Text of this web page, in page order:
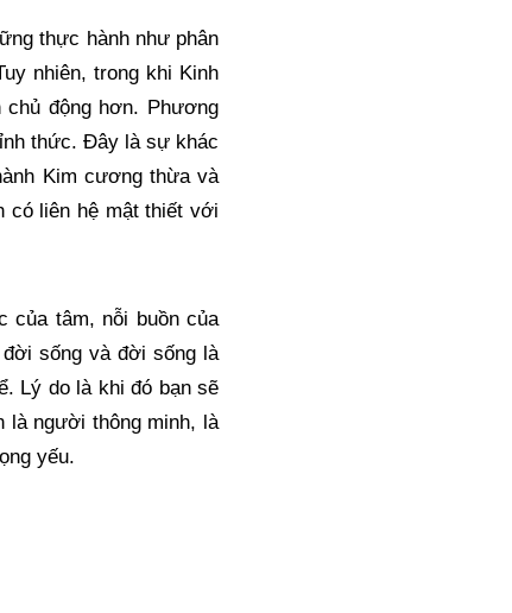
thực hành như phân
nhiên, trong khi Kinh
động hơn. Phương
thức. Đây là sự khác
Kim cương thừa và
có liên hệ mật thiết với
của tâm, nỗi buồn của
sống và đời sống là
Lý do là khi đó bạn sẽ
là người thông minh, là
yếu.